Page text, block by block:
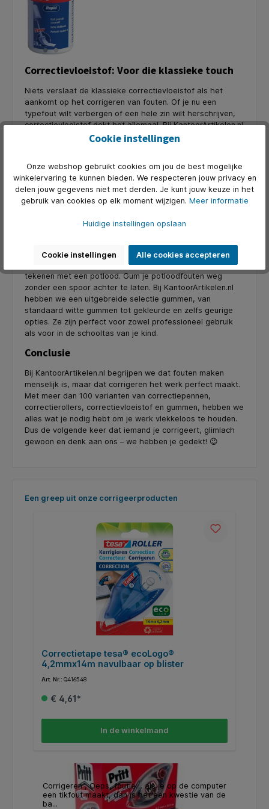
Correctievloeistof: Voor die klassieke touch
Niets verslaat de klassieke correctievloeistof als het
aankomt op het corrigeren van fouten. Of je nu een
typefout wilt verbergen of een hele zin wilt herschrijven,
correctievloeistof dekt het allemaal. Bij KantoorArtikelen.nl
bieden we natuurlijk nog deze klassieker aan. Ze zijn nog
heen schrijft.
Gummen: Voor de potloodfoutjes
metgezel is al jaren favoriet bij schrijvers, kunstenaars en
studenten, die de voorkeur hebben aan schrijven of
tekenen met een potlood. Gum je potloodfouten weg
zonder een spoor achter te laten. Bij KantoorArtikelen.nl
hebben we een uitgebreide selectie gummen, van
standaard witte gummen tot gekleurde en zelfs geurige
opties. Ze zijn perfect voor zowel professioneel gebruik
als voor in de schooltas van je kind.
Conclusie
Bij KantoorArtikelen.nl begrijpen we dat fouten maken
menselijk is, maar dat corrigeren het werk perfect maakt.
Met meer dan 100 varianten van correctiepennen,
correctierollers, correctievloeistof en gummen, hebben we
alles wat je nodig hebt om je werk vlekkeloos te houden.
Dus de volgende keer dat iemand je corrigeert, glimlach
gewoon en denk aan ons – we hebben je gedekt! 😉
Productgalerij overslaan
Een greep uit onze corrigeerproducten
Correctietape tesa® ecoLogo®
4,2mmx14m navulbaar op blister
Art. Nr.: Q416548
€ 4,61*
In de winkelmand
Corrigeren , Oeps, foutje… als je op de computer
een tikfout maakt, dan is het een kwestie van de
ba...
Cookie instellingen
Onze webshop gebruikt cookies om jou de best mogelijke
winkelervaring te kunnen bieden. We respecteren jouw privacy en
delen jouw gegevens niet met derden. Je kunt jouw keuze in het
gebruik van cookies op elk moment wijzigen. Meer informatie
Huidige instellingen opslaan
Cookie instellingen Alle cookies accepteren